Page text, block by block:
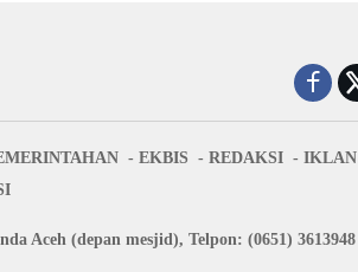
EKBIS REDAKSI
IKLAN
Aceh (depan mesjid), Telpon: (0651) 3613948